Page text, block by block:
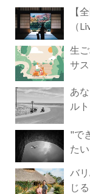
【
（
生
サ
あなた
ル
"で
た
バ
じ